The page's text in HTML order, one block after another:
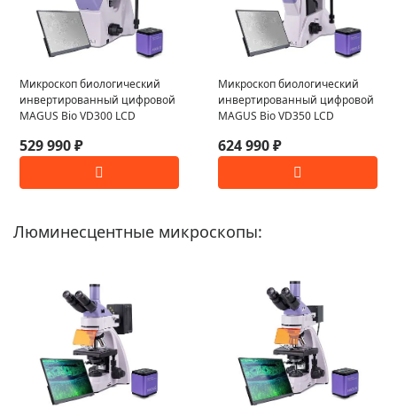
Микроскоп биологический
инвертированный цифровой
MAGUS Bio VD300 LCD
529 990 ₽
Микроскоп биологический
инвертированный цифровой
MAGUS Bio VD350 LCD
624 990 ₽
Люминесцентные микроскопы: